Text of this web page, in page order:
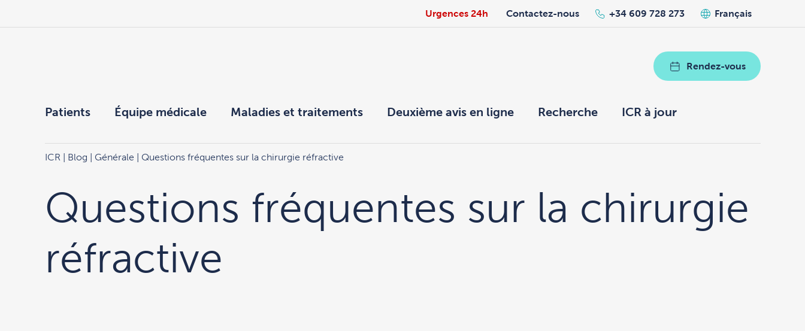
Urgences 24h Contactez-nous +34 609 728 273 Français
Rendez-vous
Patients Équipe médicale Maladies et traitements Deuxième avis en ligne Recherche ICR à jour
ICR Blog Générale | Questions fréquentes sur la chirurgie réfractive
Questions fréquentes sur la chirurgie
réfractive